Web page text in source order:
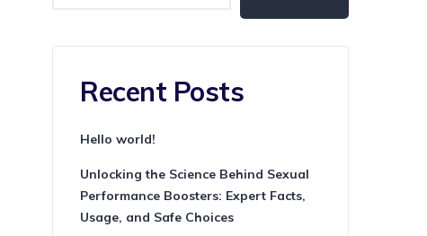
Recent Posts
Hello world!
Unlocking the Science Behind Sexual
Performance Boosters: Expert Facts,
Usage, and Safe Choices